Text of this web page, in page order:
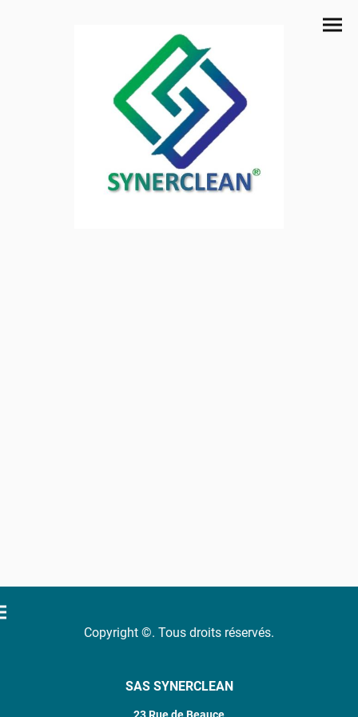
Copyright ©. Tous droits réservés.
SAS SYNERCLEAN